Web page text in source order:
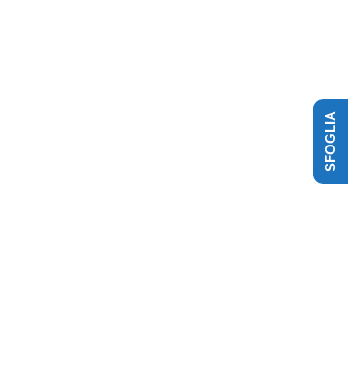
SFOGLIA